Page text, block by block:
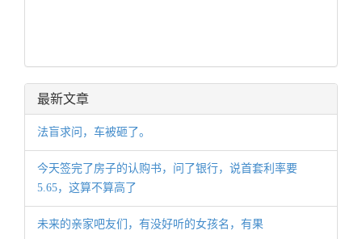
最新文章
法盲求问，车被砸了。
今天签完了房子的认购书，问了银行，说首套利率要
5.65，这算不算高了
未来的亲家吧友们，有没好听的女孩名，有果